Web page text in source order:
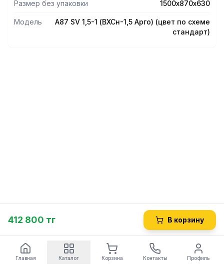
Размер без упаковки 1500х870х630
Модель
A87 SV 1,5-1 (ВХСн-1,5 Арго) (цвет по схеме
стандарт)
412 800 тг В корзину
Главная Каталог Корзина Контакты Профиль